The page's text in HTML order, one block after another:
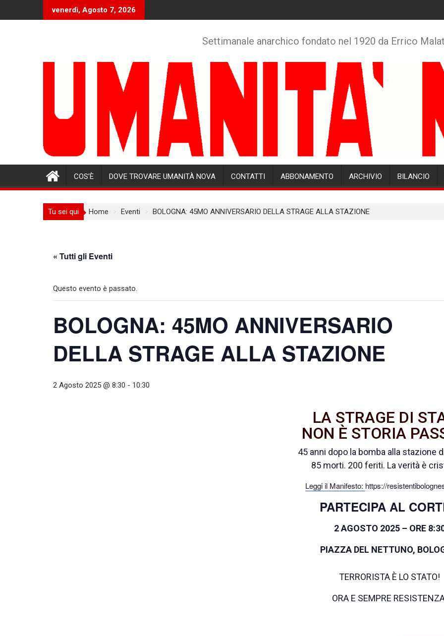
venerdì, Agosto 7, 2026
Settimanale anarchico fondato nel 1920 da Errico
COS’È DOVE TROVARE UMANITÀ NOVA CONTATTI ABBONAMENTO ARCHIVIO BILANCIO
Tu sei qui Home Eventi BOLOGNA: 45MO ANNIVERSARIO DELLA STRAGE ALLA STAZIONE
« Tutti gli Eventi
Questo evento è passato.
BOLOGNA: 45MO ANNIVERSARIO
DELLA STRAGE ALLA STAZIONE
2 Agosto 2025 @ 8:30 - 10:30
LA STRAGE DI
NON È STORIA
45 anni dopo la bomba alla stazione di
85 morti. 200 feriti. La verità è
Leggi il Manifesto: https://
PARTECIPA AL
2 AGOSTO 2025 – ORE
PIAZZA DEL NETTUNO,
TERRORISTA È LO STATO!
ORA E SEMPRE